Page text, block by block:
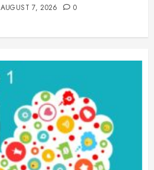
AUGUST 7, 2026 0